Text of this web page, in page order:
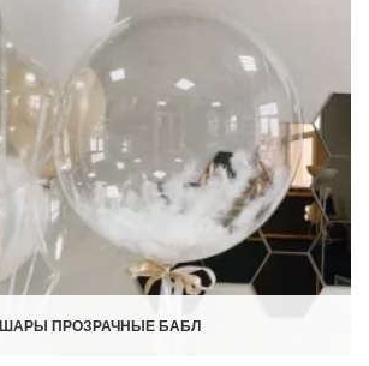
ШАРЫ ПРОЗРАЧНЫЕ БАБЛ